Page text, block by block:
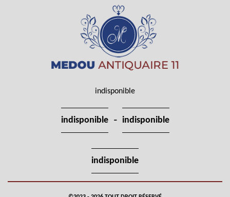
indisponible
indisponible - indisponible
indisponible